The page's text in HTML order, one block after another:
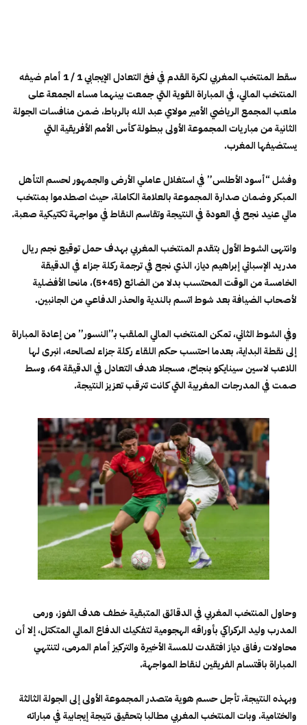
سقط المنتخب المغربي لكرة القدم في فخ التعادل الإيجابي 1 / 1 أمام ضيفه
المنتخب المالي، في المباراة القوية التي جمعت بينهما مساء الجمعة على
ملعب المجمع الرياضي الأمير مولاي عبد الله بالرباط، ضمن منافسات الجولة
الثانية من مباريات المجموعة الأولى ببطولة كأس الأمم الأفريقية التي
يستضيفها المغرب.
وفشل “أسود الأطلس” في استغلال عاملي الأرض والجمهور لحسم التأهل
المبكر وضمان صدارة المجموعة بالعلامة الكاملة، حيث اصطدموا بمنتخب
مالي عنيد نجح في العودة في النتيجة وتقاسم النقاط في مواجهة تكتيكية صعبة.
وانتهى الشوط الأول بتقدم المنتخب المغربي بهدف حمل توقيع نجم ريال
مدريد الإسباني إبراهيم دياز، الذي نجح في ترجمة ركلة جزاء في الدقيقة
الخامسة من الوقت المحتسب بدلا من الضائع (45+5)، مانحا الأفضلية
لأصحاب الضيافة بعد شوط اتسم بالندية والحذر الدفاعي من الجانبين.
وفي الشوط الثاني، تمكن المنتخب المالي الملقب بـ”النسور” من إعادة المباراة
إلى نقطة البداية، بعدما احتسب حكم اللقاء ركلة جزاء لصالحه، انبرى لها
اللاعب لاسين سينايكو بنجاح، مسجلا هدف التعادل في الدقيقة 64، وسط
صمت في المدرجات المغربية التي كانت تترقب تعزيز النتيجة.
وحاول المنتخب المغربي في الدقائق المتبقية خطف هدف الفوز، ورمى
المدرب وليد الركراكي بأوراقه الهجومية لتفكيك الدفاع المالي المتكتل، إلا أن
محاولات رفاق دياز افتقدت للمسة الأخيرة والتركيز أمام المرمى، لتنتهي
المباراة باقتسام الفريقين لنقاط المواجهة.
وبهذه النتيجة، تأجل حسم هوية متصدر المجموعة الأولى إلى الجولة الثالثة
والختامية. وبات المنتخب المغربي مطالبا بتحقيق نتيجة إيجابية في مباراته